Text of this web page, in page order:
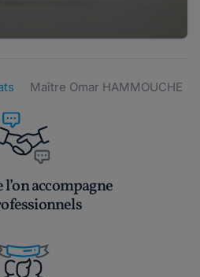
Maître Omar HAMMOUCHE
l’on accompagne